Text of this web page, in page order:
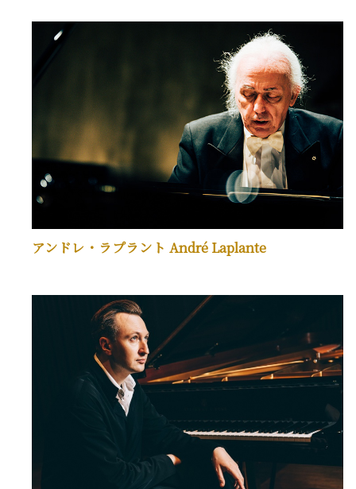
アンドレ・ラプラント André Laplante